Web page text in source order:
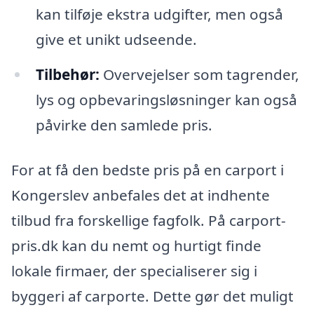
kan tilføje ekstra udgifter, men også
give et unikt udseende.
Tilbehør: Overvejelser som tagrender,
lys og opbevaringsløsninger kan også
påvirke den samlede pris.
For at få den bedste pris på en carport i
Kongerslev anbefales det at indhente
tilbud fra forskellige fagfolk. På carport-
pris.dk kan du nemt og hurtigt finde
lokale firmaer, der specialiserer sig i
byggeri af carporte. Dette gør det muligt